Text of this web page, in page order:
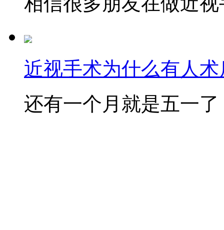
近视手术为什么有人
还有一个月就是五一